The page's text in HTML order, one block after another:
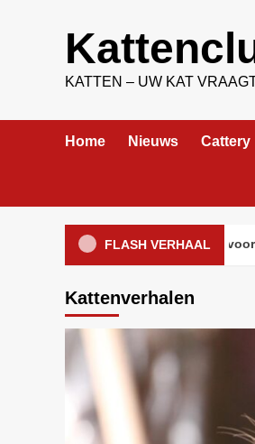
KATTEN – UW KAT
Home Nieuws Cattery
FLASH VERHAAL
Vloerverwarming: ideaal voor katten
Kattenverhalen